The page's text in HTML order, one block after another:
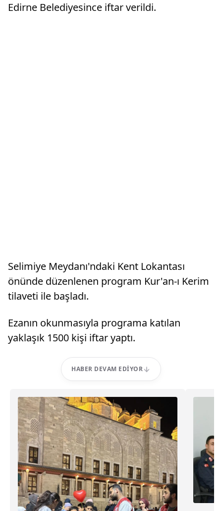
Edirne Belediyesince iftar verildi.
Selimiye Meydanı'ndaki Kent Lokantası
önünde düzenlenen program Kur'an-ı Kerim
tilaveti ile başladı.
Ezanın okunmasıyla programa katılan
yaklaşık 1500 kişi iftar yaptı.
HABER DEVAM EDIYOR